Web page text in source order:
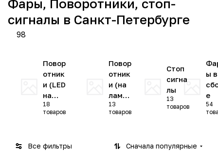
Фары, Поворотники, стоп-
сигналы в Санкт-Петербурге
98
Повор
отник
и (LED
на
свето
диода
18
товаров
Повор
отник
и (на
лампа
х)
13
товаров
Стоп
сигна
лы
13
товаров
ы в
е
54
Все фильтры Сначала популярные